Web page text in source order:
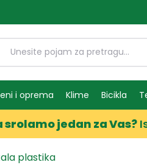
i oprema Klime Bicikla
srolamo jedan za Vas?
plastika